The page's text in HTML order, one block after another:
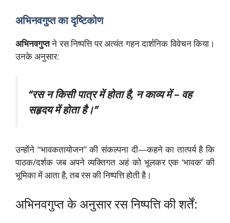
अभिनवगुप्त का दृष्टिकोण
अभिनवगुप्तने रस निष्पत्ति पर अत्यंत गहन दार्शनिक विवेचन किया।
उनके अनुसार:
“रस न किसी पात्र में होता है, न काव्य में – वह
सहृदय में होता है।”
उन्होंने “भावकतायोजन” की संकल्पना दी—कहने का तात्पर्य है कि
पाठक/दर्शक जब अपने व्यक्तिगत अहं को भूलकर एक ‘भावक’ की
भूमिका में आता है, तब रस की निष्पत्ति होती है।
अभिनवगुप्त के अनुसार रस निष्पत्ति की शर्तें: